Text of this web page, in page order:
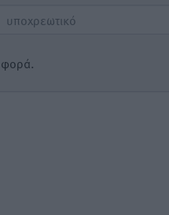
φορά.